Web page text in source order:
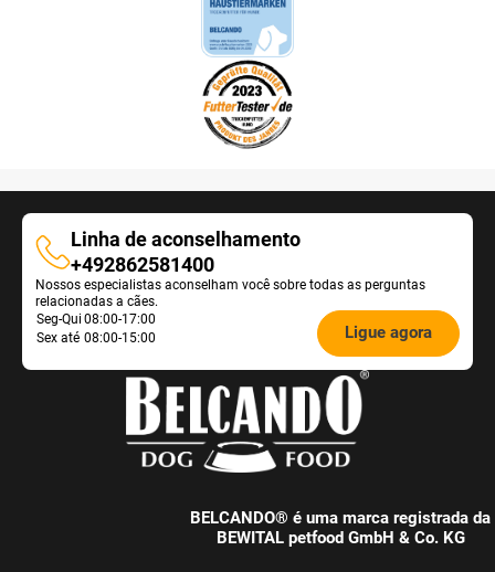
Linha de aconselhamento
Linha
de
aconselhamento
+492862581400
Nossos especialistas aconselham você sobre todas as perguntas
relacionadas a cães.
Öffnungszeiten
Futterberatung:
Seg-Qui 08:00-17:00
Sex até 08:00-15:00 Ligue agora
BELCANDO® é uma marca registrada da
BEWITAL petfood GmbH & Co. KG